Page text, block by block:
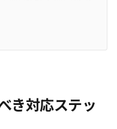
き対応ステッ